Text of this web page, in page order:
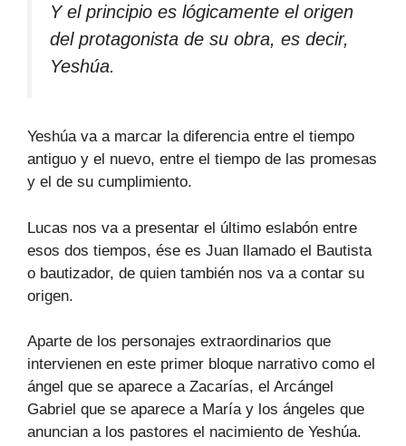
Y el principio es lógicamente el origen
del protagonista de su obra, es decir,
Yeshúa.
Yeshúa va a marcar la diferencia entre el tiempo
antiguo y el nuevo, entre el tiempo de las promesas
y el de su cumplimiento.
Lucas nos va a presentar el último eslabón entre
esos dos tiempos, ése es Juan llamado el Bautista
o bautizador, de quien también nos va a contar su
origen.
Aparte de los personajes extraordinarios que
intervienen en este primer bloque narrativo como el
ángel que se aparece a Zacarías, el Arcángel
Gabriel que se aparece a María y los ángeles que
anuncian a los pastores el nacimiento de Yeshúa.